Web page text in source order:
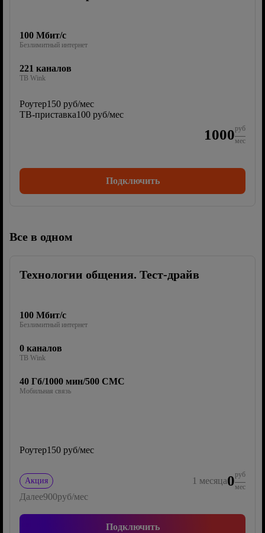
100 Мбит/с
Безлимитный интернет
221 каналов
ТВ Wink
Роутер150 руб/мес
ТВ-приставка100 руб/мес
1000руб
мес
Подключить
Все в одном
Технологии общения. Тест-драйв
100 Мбит/с
Безлимитный интернет
0 каналов
ТВ Wink
40 Гб/1000 мин/500 СМС
Мобильная связь
Роутер150 руб/мес
Акция 1 месяца0руб
мес
Далее900руб/мес
Подключить